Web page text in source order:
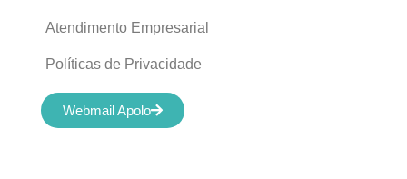
Atendimento Empresarial
Políticas de Privacidade
Webmail Apolo